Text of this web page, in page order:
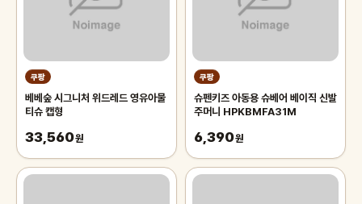
쿠팡
베베숲 시그니처 위드레드 영유아물
티슈 캡형
33,560원
쿠팡
슈펜키즈 아동용 슈베어 베이직 신발
주머니 HPKBMFA31M
6,390원